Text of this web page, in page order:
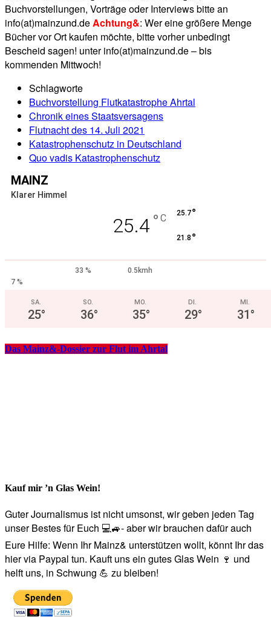
Buchvorstellungen, Vorträge oder Interviews bitte an
info(at)mainzund.deAchtung&: Wer eine größere Menge
Bücher vor Ort kaufen möchte, bitte vorher unbedingt
Bescheid sagen! unter info(at)mainzund.de – bis
kommenden Mittwoch!
Schlagworte
Buchvorstellung Flutkatastrophe Ahrtal
Chronik eines Staatsversagens
Flutnacht des 14. Juli 2021
Katastrophenschutz in Deutschland
Quo vadis Katastrophenschutz
MAINZ
Klarer Himmel
25.4 ° C 25.7°
21.8 °
33 %
0.5kmh
7 %
SA.
25°
SO.
36°
MO.
35°
DI.
29°
MI.
31°
Das Mainz&-Dossier zur Flut im Ahrtal
Kauf mir ’n Glas Wein!
Guter Journalismus ist nicht umsonst, wir geben jeden Tag
unser Bestes für Euch 💻🚙- aber wir brauchen dafür auch
Eure Hilfe: Wenn Ihr Mainz& unterstützen wollt, könnt Ihr das
hier via Paypal tun. Kauft uns ein gutes Glas Wein 🍷 und
helft uns, in Schwung 💪 zu bleiben!